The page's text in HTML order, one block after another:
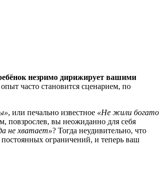
незримо дирижирует вашими
часто становится сценарием, по
, или печально известное «Не жили богато
повзрослев, вы неожиданно для себя
не хватает»? Тогда неудивительно, что
ограничений, и теперь ваш